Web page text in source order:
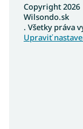
Copyright 2026
Wilsondo.sk
. Všetky práva
Upraviť